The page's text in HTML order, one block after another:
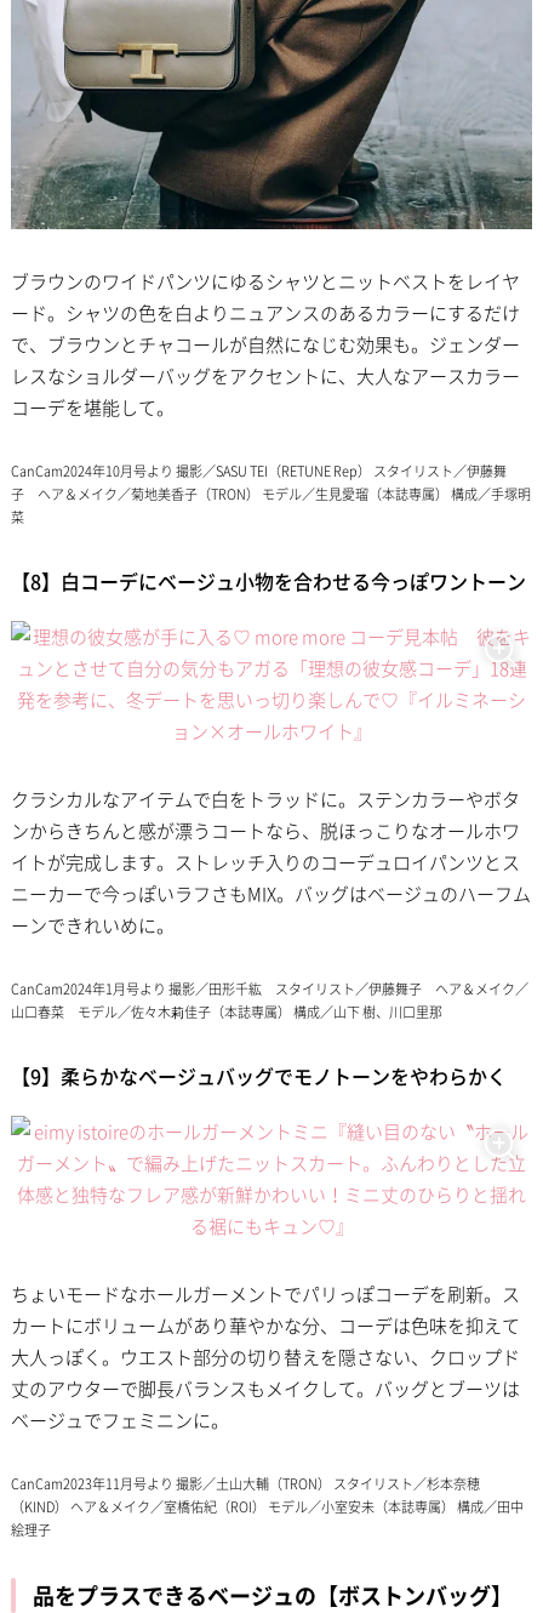
ブラウンのワイドパンツにゆるシャツとニットベストをレイヤ
ード。シャツの色を白よりニュアンスのあるカラーにするだけ
で、ブラウンとチャコールが自然になじむ効果も。ジェンダー
レスなショルダーバッグをアクセントに、大人なアースカラー
コーデを堪能して。
CanCam2024年10月号より 撮影／SASU TEI（RETUNE Rep） スタイリスト／伊藤舞
子 ヘア＆メイク／菊地美香子（TRON） モデル／生見愛瑠（本誌専属） 構成／手塚明
菜
【8】白コーデにベージュ小物を合わせる今っぽワントーン
クラシカルなアイテムで白をトラッドに。ステンカラーやボタ
ンからきちんと感が漂うコートなら、脱ほっこりなオールホワ
イトが完成します。ストレッチ入りのコーデュロイパンツとス
ニーカーで今っぽいラフさもMIX。バッグはベージュのハーフム
ーンできれいめに。
CanCam2024年1月号より 撮影／田形千紘 スタイリスト／伊藤舞子 ヘア＆メイク／
山口春菜 モデル／佐々木莉佳子（本誌専属） 構成／山下 樹、川口里那
【9】柔らかなベージュバッグでモノトーンをやわらかく
ちょいモードなホールガーメントでパリっぽコーデを刷新。ス
カートにボリュームがあり華やかな分、コーデは色味を抑えて
大人っぽく。ウエスト部分の切り替えを隠さない、クロップド
丈のアウターで脚長バランスもメイクして。バッグとブーツは
ベージュでフェミニンに。
CanCam2023年11月号より 撮影／土山大輔（TRON） スタイリスト／杉本奈穂
（KIND） ヘア＆メイク／室橋佑紀（ROI） モデル／小室安未（本誌専属） 構成／田中
絵理子
品をプラスできるベージュの【ボストンバッグ】